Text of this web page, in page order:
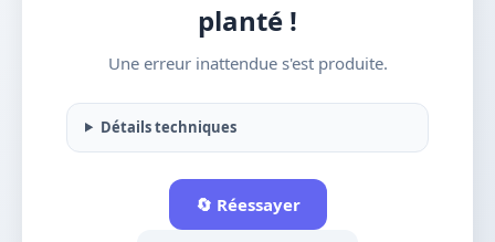
planté !
Une erreur inattendue s'est produite.
Détails techniques
🔄 Réessayer